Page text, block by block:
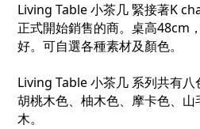
Living Table 小茶几 緊接著K
正式開始銷售的商。 桌高48cm
好。可自選各種素材及顏色。
Living Table小茶几 系列共有八
胡桃木色、柚木色、摩卡色、
木。